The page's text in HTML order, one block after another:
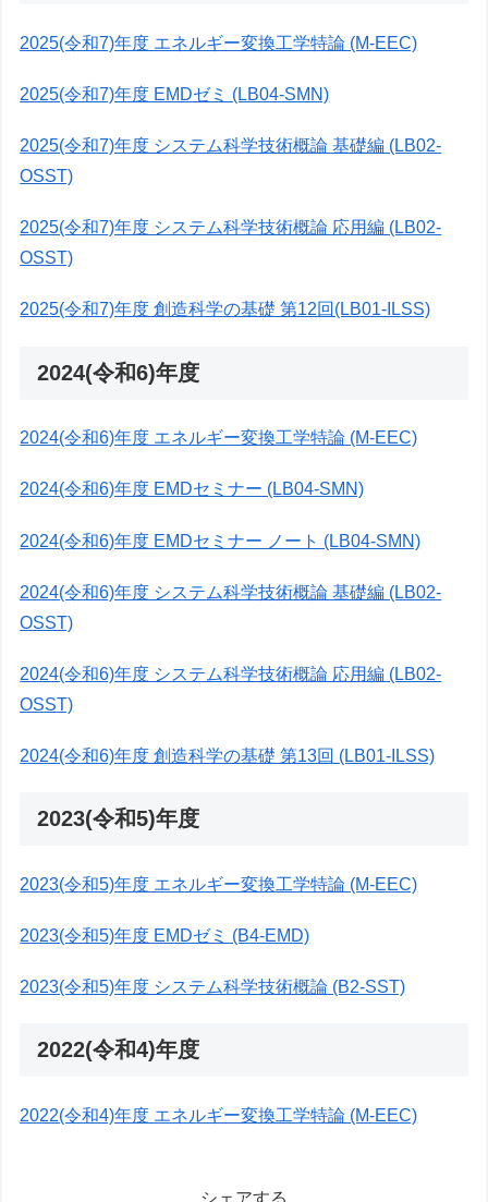
2025(令和7)年度 エネルギー変換工学特論 (M-EEC)
2025(令和7)年度 EMDゼミ (LB04-SMN)
2025(令和7)年度 システム科学技術概論 基礎編 (LB02-
OSST)
2025(令和7)年度 システム科学技術概論 応用編 (LB02-
OSST)
2025(令和7)年度 創造科学の基礎 第12回(LB01-ILSS)
2024(令和6)年度
2024(令和6)年度 エネルギー変換工学特論 (M-EEC)
2024(令和6)年度 EMDセミナー (LB04-SMN)
2024(令和6)年度 EMDセミナー ノート (LB04-SMN)
2024(令和6)年度 システム科学技術概論 基礎編 (LB02-
OSST)
2024(令和6)年度 システム科学技術概論 応用編 (LB02-
OSST)
2024(令和6)年度 創造科学の基礎 第13回 (LB01-ILSS)
2023(令和5)年度
2023(令和5)年度 エネルギー変換工学特論 (M-EEC)
2023(令和5)年度 EMDゼミ (B4-EMD)
2023(令和5)年度 システム科学技術概論 (B2-SST)
2022(令和4)年度
2022(令和4)年度 エネルギー変換工学特論 (M-EEC)
シェアする